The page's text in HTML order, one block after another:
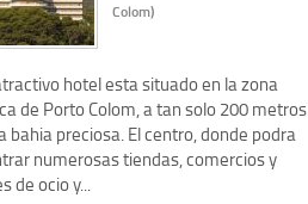
Colom)
hotel esta situado en la zona
de Porto Colom, a tan solo 200 metros
bahia preciosa. El centro, donde podra
numerosas tiendas, comercios y
de ocio y...